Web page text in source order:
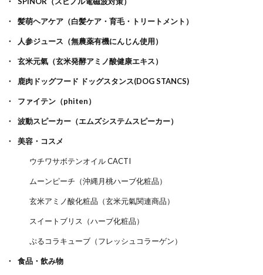
髪萌ヘアケア（白髪ケア・育毛・トリートメント）
人参ジュース（無農薬有機にんじん使用）
玄米元氣（玄米発酵アミノ酸健康エキス）
鹿肉ドッグフード ドッグスタンス(DOG STANCS)
ファイテン（phiten）
波動スピーカー（エムズシステムスピーカー）
美容・コスメ
ウチワサボテンオイル CACTI
ムーンピーチ（沖縄月桃ハーブ化粧品）
玄米アミノ酸化粧品（玄米元氣関連商品）
スイートブリス（ハーブ化粧品）
ぷるコラキューブ（フレッシュコラーゲン）
食品・飲み物